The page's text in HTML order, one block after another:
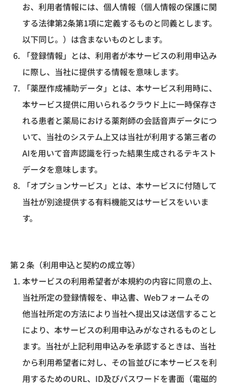
お、利用者情報には、個人情報（個人情報の保護に関
する法律第2条第1項に定義するものと同義とします。
以下同じ。）は含まないものとします。
「登録情報」とは、利用者が本サービスの利用申込み
に際し、当社に提供する情報を意味します。
「薬歴作成補助データ」とは、本サービス利用時に、
本サービス提供に用いられるクラウド上に一時保存さ
れる患者と薬局における薬剤師の会話音声データにつ
いて、当社のシステム上又は当社が利用する第三者の
AIを用いて音声認識を行った結果生成されるテキスト
データを意味します。
「オプションサービス」とは、本サービスに付随して
当社が別途提供する有料機能又はサービスをいいま
す。
第２条（利用申込と契約の成立等）
本サービスの利用希望者が本規約の内容に同意の上、
当社所定の登録情報を、申込書、Webフォームその
他当社所定の方法により当社へ提出又は送信すること
により、本サービスの利用申込みがなされるものとし
ます。当社が上記利用申込みを承認するときは、当社
から利用希望者に対し、その旨並びに本サービスを利
用するためのURL、ID及びパスワードを書面（電磁的